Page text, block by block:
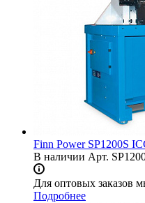
Finn Power SP1200S
В наличии Арт.
Для оптовых заказов
Подробнее